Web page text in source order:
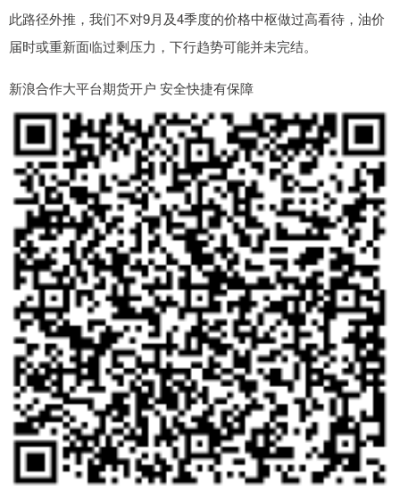
此路径外推，我们不对9月及4季度的价格中枢做过高看待，油价
届时或重新面临过剩压力，下行趋势可能并未完结。
新浪合作大平台期货开户 安全快捷有保障